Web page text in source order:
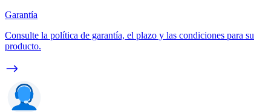
Garantía
Consulte la política de garantía, el plazo y las condiciones para su
producto.